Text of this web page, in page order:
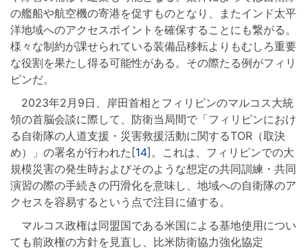
の艦船や航空機の寄港を促すものとなり、またインド太平
洋地域へのアクセスポイントを確保することにも繋がる。
様々な制約が課せられている装備品移転よりもむしろ重要
な役割を果たし得る可能性がある。その際たる例がフィリ
ピンだ。
2023年2月9日、岸田首相とフィリピンのマルコス大統
領の首脳会談に際して、防衛当局間で「フィリピンにおけ
る自衛隊の人道支援・災害救援活動に関するTOR（取決
め）」の署名が行われた[14]。これは、フィリピンでの大
規模災害の発生時およびそのような想定の共同訓練・共同
演習の際の手続きの円滑化を意味し、地域への自衛隊のア
クセスを容易するという点で注目に値する。
マルコス政権は同盟国である米国による基地使用につい
ても前政権の方針を見直し、比米防衛協力強化協定